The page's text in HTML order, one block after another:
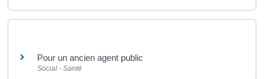
Pour un ancien agent public
Social - Santé